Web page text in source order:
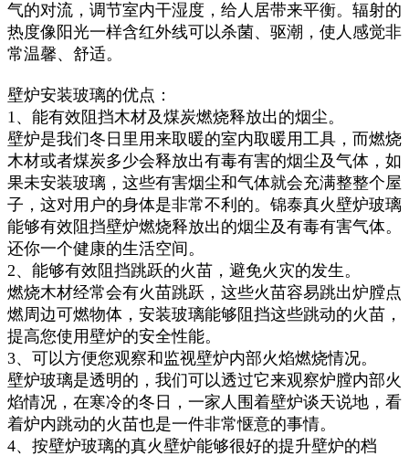
气的对流，调节室内干湿度，给人居带来平衡。辐射的
热度像阳光一样含红外线可以杀菌、驱潮，使人感觉非
常温馨、舒适。
壁炉安装玻璃的优点：
1、能有效阻挡木材及煤炭燃烧释放出的烟尘。
壁炉是我们冬日里用来取暖的室内取暖用工具，而燃烧
木材或者煤炭多少会释放出有毒有害的烟尘及气体，如
果未安装玻璃，这些有害烟尘和气体就会充满整整个屋
子，这对用户的身体是非常不利的。锦泰真火壁炉玻璃
能够有效阻挡壁炉燃烧释放出的烟尘及有毒有害气体。
还你一个健康的生活空间。
2、能够有效阻挡跳跃的火苗，避免火灾的发生。
燃烧木材经常会有火苗跳跃，这些火苗容易跳出炉膛点
燃周边可燃物体，安装玻璃能够阻挡这些跳动的火苗，
提高您使用壁炉的安全性能。
3、可以方便您观察和监视壁炉内部火焰燃烧情况。
壁炉玻璃是透明的，我们可以透过它来观察炉膛内部火
焰情况，在寒冷的冬日，一家人围着壁炉谈天说地，看
着炉内跳动的火苗也是一件非常惬意的事情。
4、按壁炉玻璃的真火壁炉能够很好的提升壁炉的档